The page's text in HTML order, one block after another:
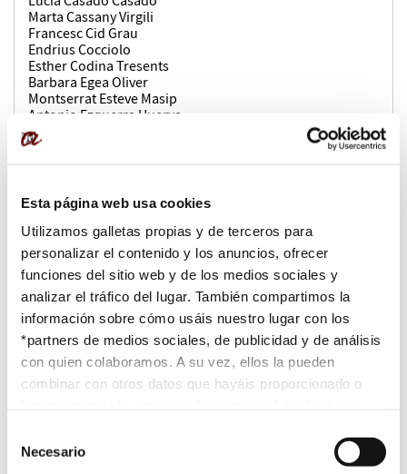
Esta página web usa cookies
Utilizamos galletas propias y de terceros para
personalizar el contenido y los anuncios, ofrecer
funciones del sitio web y de los medios sociales y
analizar el tráfico del lugar. También compartimos la
información sobre cómo usáis nuestro lugar con los
*partners de medios sociales, de publicidad y de análisis
con quien colaboramos. A su vez, ellos la pueden
combinar con otros datos que hayáis proporcionado o
Cookies”.
Necesario
Marta Cassany Virgili
Francesc Cid Grau
Endrius Cocciolo
Esther Codina Tresents
Barbara Egea Oliver
Montserrat Esteve Masip
Antonio Ezquerra Huerva
Joan Anton Font Monclús
Francesc Xavier Forcadell Esteller
Maria Victòria Forns Fernández
Carolina Gala Duran
Maria Cruz Gallardo Ruiz
Blanca Gifre Alvarez
Alfonso González Bondia
Alex Grau Orts
Jorge Martinez-Alonso Camps
Jose Luis Martínez-Alonso Camps
Maria Dels Àngels Orriols Sallés
Núria Pallarès Martí
Fernando Pallero Gonzalez
Esther Pano Puey
Emilia Fuensanta Peñafiel Hernandez
Laura Presicce
Raquel Ramos Morata
Sebastia Sole Cot
Irene Elena Torralba Ramirez